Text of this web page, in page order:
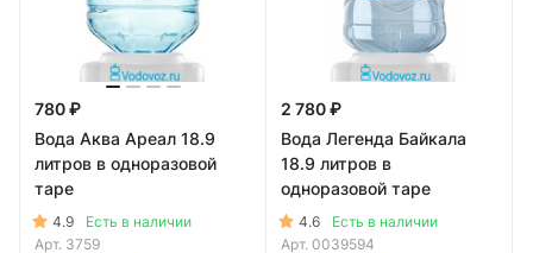
780 ₽
Вода Аква Ареал 18.9
литров в одноразовой
таре
4.9
Есть в наличии
Арт. 3759
2 780 ₽
Вода Легенда Байкала
18.9 литров в
одноразовой таре
4.6
Есть в наличии
Арт. 0039594